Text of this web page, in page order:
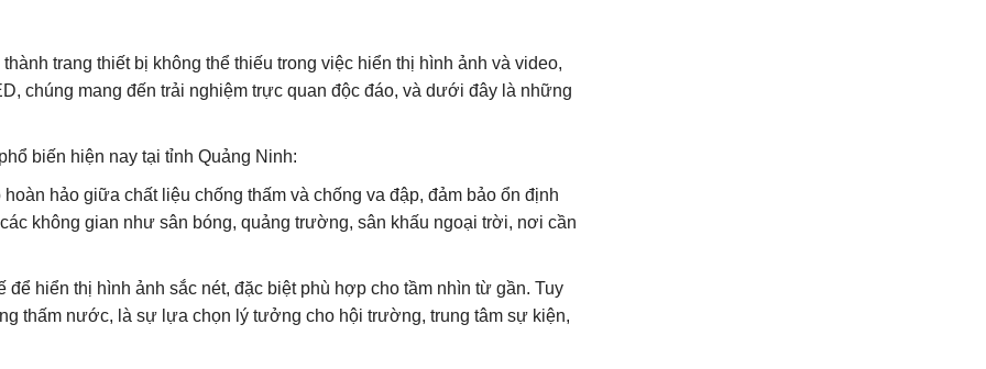
trang thiết bị không thể thiếu trong việc hiển thị hình ảnh và video,
chúng mang đến trải nghiệm trực quan độc đáo, và dưới đây là những
biến hiện nay tại tỉnh Quảng Ninh:
hảo giữa chất liệu chống thấm và chống va đập, đảm bảo ổn định
không gian như sân bóng, quảng trường, sân khấu ngoại trời, nơi cần
để hiển thị hình ảnh sắc nét, đặc biệt phù hợp cho tầm nhìn từ gần. Tuy
thấm nước, là sự lựa chọn lý tưởng cho hội trường, trung tâm sự kiện,